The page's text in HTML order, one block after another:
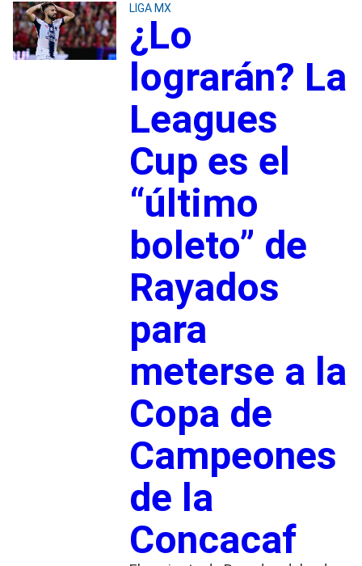
LIGA MX
¿Lo
lograrán? La
Leagues
Cup es el
“último
boleto” de
Rayados
para
meterse a la
Copa de
Campeones
de la
Concacaf